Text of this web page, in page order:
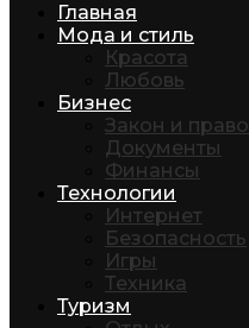
Главная
Мода и стиль
Красота
Любовь
Бизнес
Закон и право
Документы
Финансы
Технологии
Интернет
Безопасность
Игры
Техника
Туризм